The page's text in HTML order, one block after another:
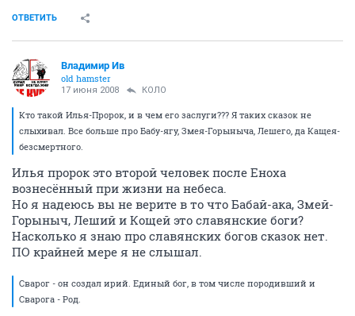
ОТВЕТИТЬ
Владимир Ив
old hamster
17 июня 2008 КОЛО
Кто такой Илья-Пророк, и в чем его заслуги??? Я таких сказок не
слыхивал. Все больше про Бабу-ягу, Змея-Горыныча, Лешего, да Кащея-
безсмертного.
Илья пророк это второй человек после Еноха
вознесённый при жизни на небеса.
Но я надеюсь вы не верите в то что Бабай-ака, Змей-
Горыныч, Леший и Кощей это славянские боги?
Насколько я знаю про славянских богов сказок нет.
ПО крайней мере я не слышал.
Сварог - он создал ирий. Единый бог, в том числе породивший и
Сварога - Род.